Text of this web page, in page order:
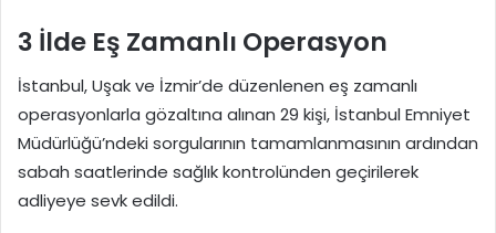
3 İlde Eş Zamanlı Operasyon
İstanbul, Uşak ve İzmir’de düzenlenen eş zamanlı
operasyonlarla gözaltına alınan 29 kişi, İstanbul Emniyet
Müdürlüğü’ndeki sorgularının tamamlanmasının ardından
sabah saatlerinde sağlık kontrolünden geçirilerek
adliyeye sevk edildi.